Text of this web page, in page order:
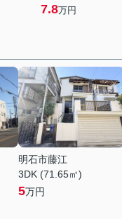
7.8万円
明石市藤江
3DK (71.65㎡)
5万円